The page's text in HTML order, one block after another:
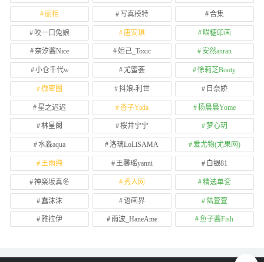
丽柜 写真模特 合集
咬一口兔娘 唐安琪 喵糖印画
奈汐酱Nice 妲己_Toxic 安然anran
小仓千代w 尤蜜荟 徐莉芝Booty
微密圈 抖娘-利世 日奈娇
星之迟迟 杏子Yada 杨晨晨Yome
林星阑 桜井宁宁 梦心玥
水淼aqua 洛璃LoLiSAMA 爱尤物(尤果网)
王雨纯 王馨瑶yanni 白银81
神楽坂真冬 秀人网 精选单套
蠢沫沫 语画界 陆萱萱
雅拉伊 雨波_HaneAme 鱼子酱Fish